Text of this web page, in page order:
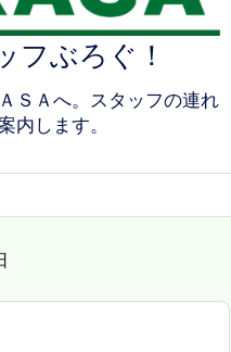
フぶろぐ！
ＳＡへ。スタッフの連れ
内します。